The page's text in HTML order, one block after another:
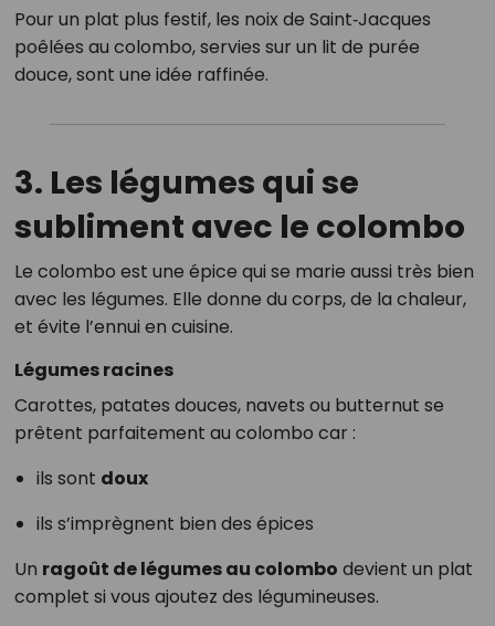
Pour un plat plus festif, les noix de Saint‑Jacques
poêlées au colombo, servies sur un lit de purée
douce, sont une idée raffinée.
3. Les légumes qui se
subliment avec le colombo
Le colombo est une épice qui se marie aussi très bien
avec les légumes. Elle donne du corps, de la chaleur,
et évite l’ennui en cuisine.
Légumes racines
Carottes, patates douces, navets ou butternut se
prêtent parfaitement au colombo car :
ils sont doux
ils s’imprègnent bien des épices
Un ragoût de légumes au colombo devient un plat
complet si vous ajoutez des légumineuses.